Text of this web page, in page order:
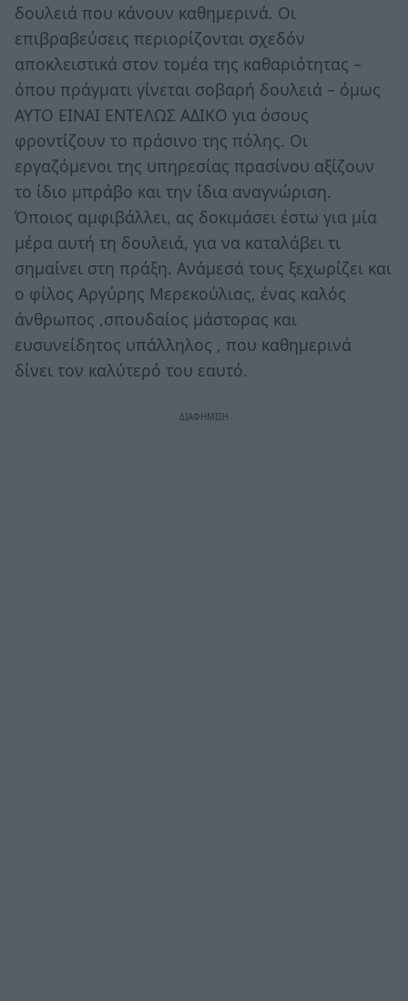
δουλειά που κάνουν καθημερινά. Οι
επιβραβεύσεις περιορίζονται σχεδόν
αποκλειστικά στoν τομέα της καθαριότητας –
όπου πράγματι γίνεται σοβαρή δουλειά – όμως
ΑΥΤΟ ΕΙΝΑΙ ΕΝΤΕΛΩΣ ΑΔΙΚΟ για όσους
φροντίζουν το πράσινο της πόλης. Οι
εργαζόμενοι της υπηρεσίας πρασίνου αξίζουν
το ίδιο μπράβο και την ίδια αναγνώριση.
Όποιος αμφιβάλλει, ας δοκιμάσει έστω για μία
μέρα αυτή τη δουλειά, για να καταλάβει τι
σημαίνει στη πράξη. Ανάμεσά τους ξεχωρίζει και
ο φίλος Αργύρης Μερεκούλιας, ένας καλός
άνθρωπος ,σπουδαίος μάστορας και
ευσυνείδητος υπάλληλος , που καθημερινά
δίνει τον καλύτερό του εαυτό.